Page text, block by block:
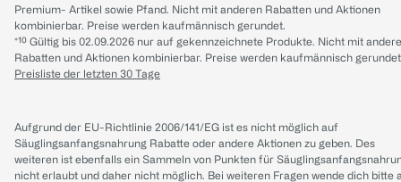
Premium- Artikel sowie Pfand. Nicht mit anderen Rabatten und Aktionen
kombinierbar. Preise werden kaufmännisch gerundet.
*¹⁰ Gültig bis 02.09.2026 nur auf gekennzeichnete Produkte. Nicht mit
Rabatten und Aktionen kombinierbar. Preise werden kaufmännisch
Preisliste der letzten 30 Tage
Aufgrund der EU-Richtlinie 2006/141/EG ist es nicht möglich auf
Säuglingsanfangsnahrung Rabatte oder andere Aktionen zu geben. Des
weiteren ist ebenfalls ein Sammeln von Punkten für
nicht erlaubt und daher nicht möglich. Bei weiteren Fragen wende dich bitte